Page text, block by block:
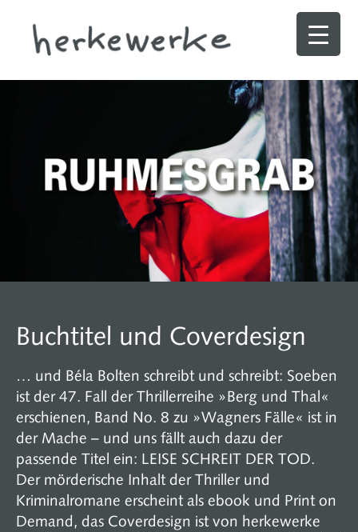
Buchtitel und Coverdesign
… und Béla Bolten schreibt und schreibt: Soeben
ist der 47. Fall der Thrillerreihe »Berg und Thal«
erschienen, Band No. 8 zu »Wagners Fälle« ist in
der Mache – und uns fällt auch dazu der
passende Titel ein: LEISE SCHREIT DER TOD.
Der mörderische Inhalt der Thriller und
Kriminalromane erscheint als ebook und Print on
Demand, das Coverdesign ist von herkewerke